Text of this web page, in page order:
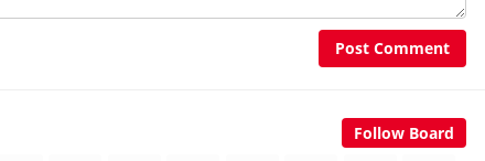
Post Comment
Follow Board